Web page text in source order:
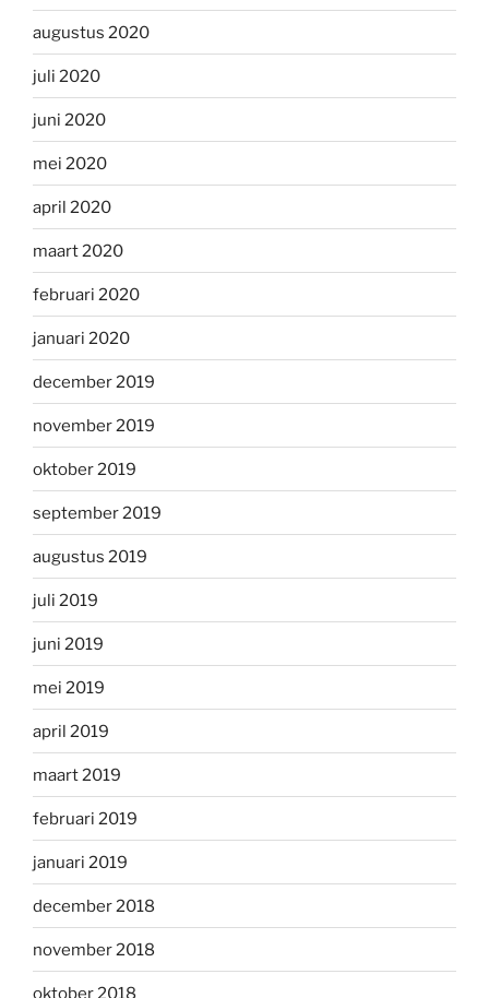
augustus 2020
juli 2020
juni 2020
mei 2020
april 2020
maart 2020
februari 2020
januari 2020
december 2019
november 2019
oktober 2019
september 2019
augustus 2019
juli 2019
juni 2019
mei 2019
april 2019
maart 2019
februari 2019
januari 2019
december 2018
november 2018
oktober 2018